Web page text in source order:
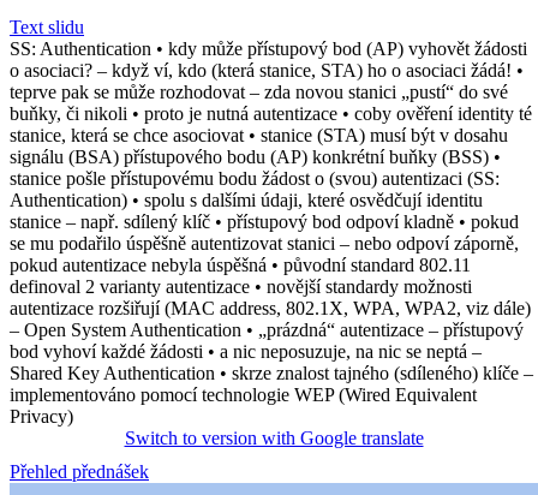
Text slidu
SS: Authentication • kdy může přístupový bod (AP) vyhovět žádosti
o asociaci? – když ví, kdo (která stanice, STA) ho o asociaci žádá! •
teprve pak se může rozhodovat – zda novou stanici „pustí“ do své
buňky, či nikoli • proto je nutná autentizace • coby ověření identity té
stanice, která se chce asociovat • stanice (STA) musí být v dosahu
signálu (BSA) přístupového bodu (AP) konkrétní buňky (BSS) •
stanice pošle přístupovému bodu žádost o (svou) autentizaci (SS:
Authentication) • spolu s dalšími údaji, které osvědčují identitu
stanice – např. sdílený klíč • přístupový bod odpoví kladně • pokud
se mu podařilo úspěšně autentizovat stanici – nebo odpoví záporně,
pokud autentizace nebyla úspěšná • původní standard 802.11
definoval 2 varianty autentizace • novější standardy možnosti
autentizace rozšiřují (MAC address, 802.1X, WPA, WPA2, viz dále)
– Open System Authentication • „prázdná“ autentizace – přístupový
bod vyhoví každé žádosti • a nic neposuzuje, na nic se neptá –
Shared Key Authentication • skrze znalost tajného (sdíleného) klíče –
implementováno pomocí technologie WEP (Wired Equivalent
Privacy)
Switch to version with Google translate
Přehled přednášek